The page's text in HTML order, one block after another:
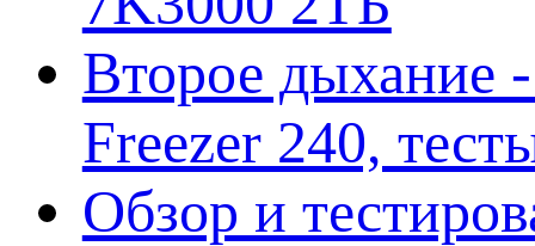
Второе дыхание
Freezer 240,
Обзор и